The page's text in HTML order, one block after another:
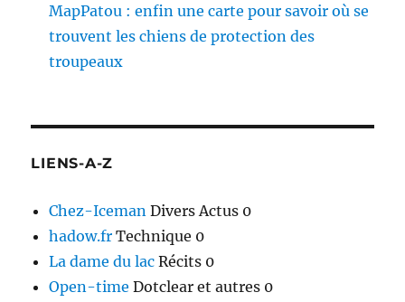
MapPatou : enfin une carte pour savoir où se
trouvent les chiens de protection des
troupeaux
LIENS-A-Z
Chez-Iceman Divers Actus 0
hadow.fr Technique 0
La dame du lac Récits 0
Open-time Dotclear et autres 0